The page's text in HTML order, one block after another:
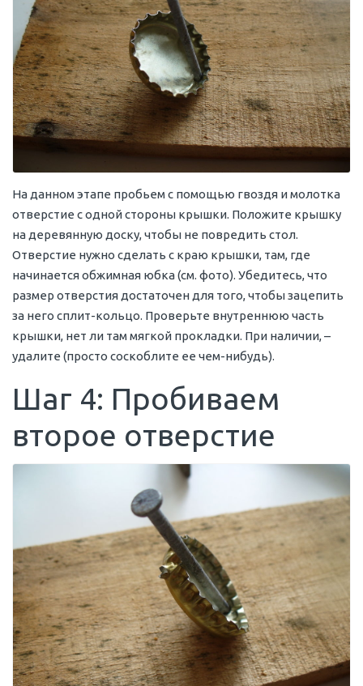
На данном этапе пробьем с помощью гвоздя и молотка
отверстие с одной стороны крышки. Положите крышку
на деревянную доску, чтобы не повредить стол.
Отверстие нужно сделать с краю крышки, там, где
начинается обжимная юбка (см. фото). Убедитесь, что
размер отверстия достаточен для того, чтобы зацепить
за него сплит-кольцо. Проверьте внутреннюю часть
крышки, нет ли там мягкой прокладки. При наличии, –
удалите (просто соскоблите ее чем-нибудь).
Шаг 4: Пробиваем
второе отверстие